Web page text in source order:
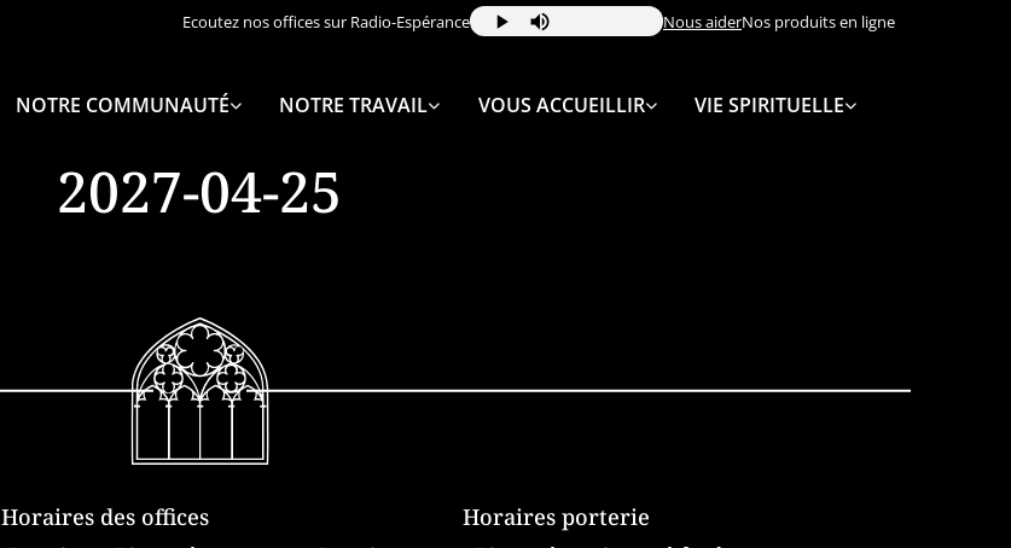
Ecoutez nos offices sur Radio-Espérance Nous aiderNos produits en ligne
NOTRE COMMUNAUTÉ NOTRE TRAVAIL VOUS ACCUEILLIR VIE SPIRITUELLE
2027-04-25
Horaires des offices Horaires porterie